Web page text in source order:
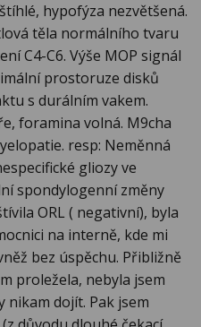
hypofýza nezvětšená.
těla normálního tvaru
C4-C6. Výše MOP signál
prostoruze disků
s durálním vakem.
foramina volná. M9cha
resp: Neměnná
gliozy ve
spondylogenní změny
ORL ( negativní), byla
na interně, kde mi
bez úspěchu. Přibližně
proležela, nebyla jsem
nikam dojít. Pak jsem